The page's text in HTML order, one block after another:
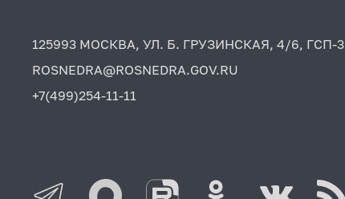
125993 МОСКВА, УЛ. Б. ГРУЗИНСКАЯ, 4/6, ГСП-3
ROSNEDRA@ROSNEDRA.GOV.RU
+7(499)254-11-11